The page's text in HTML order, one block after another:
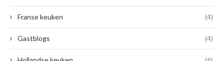
Franse keuken (4)
Gastblogs (4)